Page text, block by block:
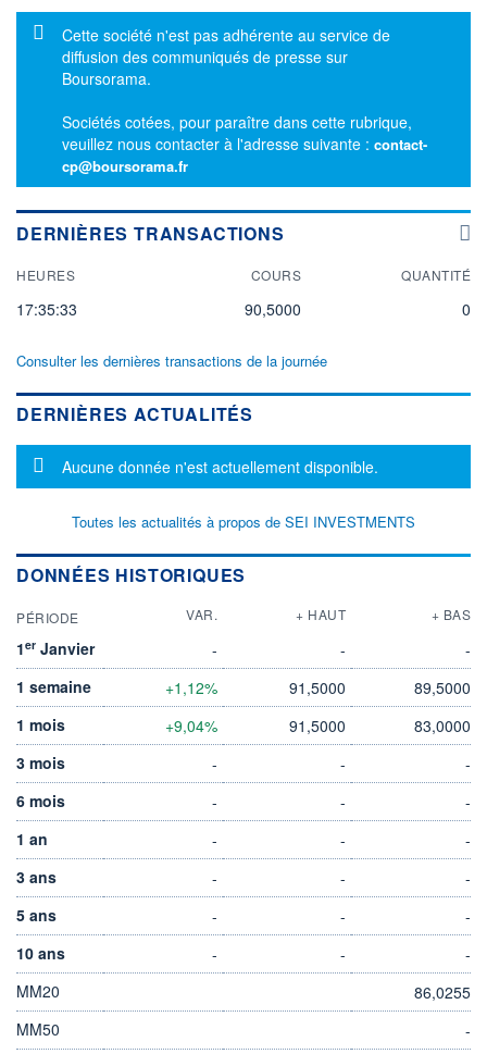
Message d'information
Cette société n'est pas adhérente au service de
diffusion des communiqués de presse sur
Boursorama.
Sociétés cotées, pour paraître dans cette rubrique,
veuillez nous contacter à l'adresse suivante : contact-
cp@boursorama.fr
DERNIÈRES TRANSACTIONS
HEURES COURS QUANTITÉ
17:35:33 90,5000 0
Consulter les dernières transactions de la journée
DERNIÈRES ACTUALITÉS
Message d'information
Aucune donnée n'est actuellement disponible.
Toutes les actualités à propos de SEI INVESTMENTS
DONNÉES HISTORIQUES
PÉRIODE VAR. + HAUT + BAS
1er Janvier - -
-
1 semaine
+1,12% 91,5000
89,5000
1 mois
+9,04% 91,5000
83,0000
3 mois
- -
-
6 mois
- -
-
1 an
- -
-
3 ans
- -
-
5 ans
- -
-
10 ans
- -
-
MM20
86,0255
MM50
-